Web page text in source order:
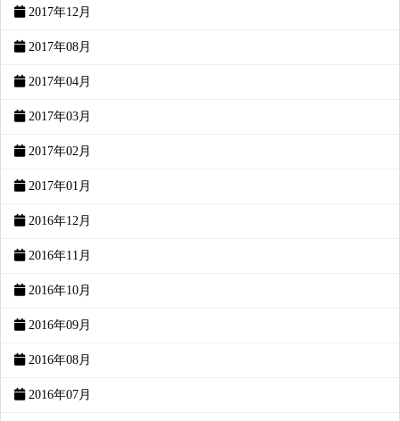
2017年12月
2017年08月
2017年04月
2017年03月
2017年02月
2017年01月
2016年12月
2016年11月
2016年10月
2016年09月
2016年08月
2016年07月